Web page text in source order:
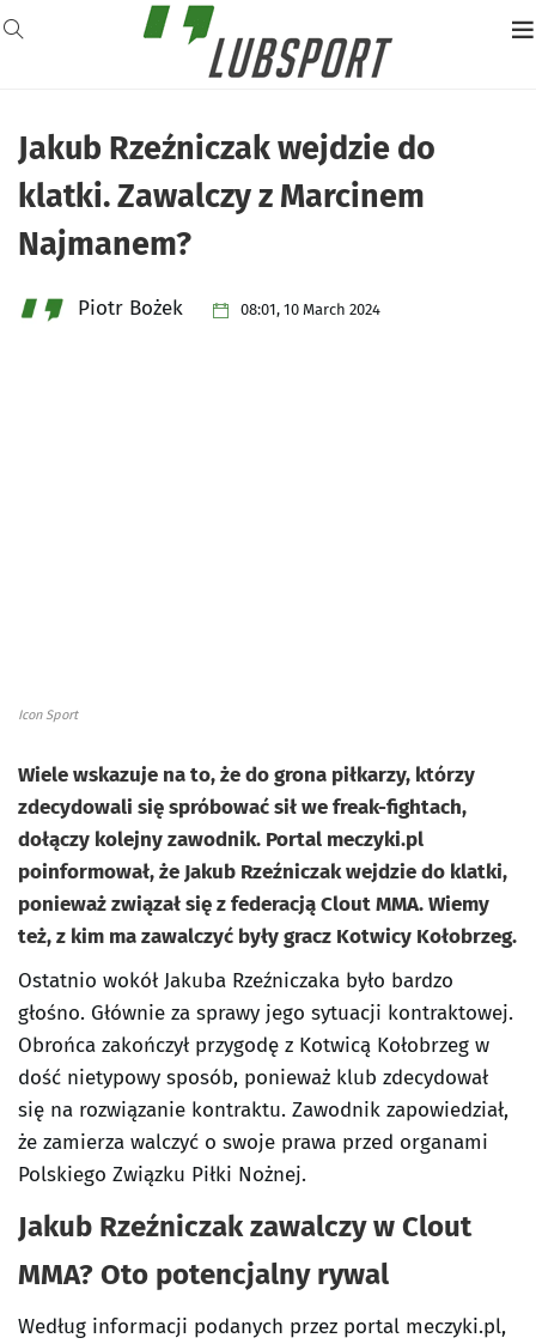
Jakub Rzeźniczak wejdzie do
klatki. Zawalczy z Marcinem
Najmanem?
Piotr Bożek 08:01, 10 March 2024
Icon Sport
Wiele wskazuje na to, że do grona piłkarzy, którzy
zdecydowali się spróbować sił we freak-fightach,
dołączy kolejny zawodnik. Portal meczyki.pl
poinformował, że Jakub Rzeźniczak wejdzie do klatki,
ponieważ związał się z federacją Clout MMA. Wiemy
też, z kim ma zawalczyć były gracz Kotwicy Kołobrzeg.
Ostatnio wokół Jakuba Rzeźniczaka było bardzo
głośno. Głównie za sprawy jego sytuacji kontraktowej.
Obrońca zakończył przygodę z Kotwicą Kołobrzeg w
dość nietypowy sposób, ponieważ klub zdecydował
się na rozwiązanie kontraktu. Zawodnik zapowiedział,
że zamierza walczyć o swoje prawa przed organami
Polskiego Związku Piłki Nożnej.
Jakub Rzeźniczak zawalczy w Clout
MMA? Oto potencjalny rywal
Według informacji podanych przez portal meczyki.pl,